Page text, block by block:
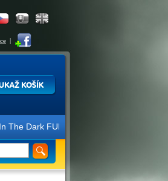
|
Dark FULLSLIP XL EDITION #3